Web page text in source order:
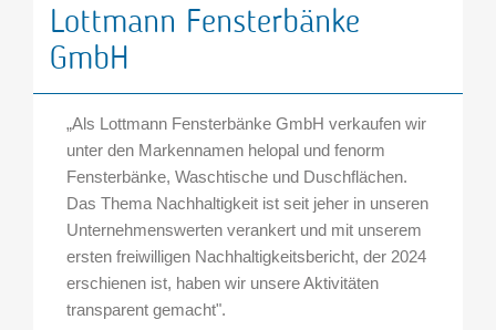
Lottmann Fensterbänke
GmbH
„Als Lottmann Fensterbänke GmbH verkaufen wir
unter den Markennamen helopal und fenorm
Fensterbänke, Waschtische und Duschflächen.
Das Thema Nachhaltigkeit ist seit jeher in unseren
Unternehmenswerten verankert und mit unserem
ersten freiwilligen Nachhaltigkeitsbericht, der 2024
erschienen ist, haben wir unsere Aktivitäten
transparent gemacht".